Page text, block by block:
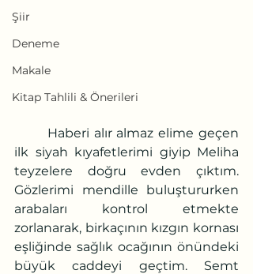
Şiir
Deneme
Makale
Kitap Tahlili & Önerileri
ilk siyah kıyafetlerimi giyip Meliha
teyzelere doğru evden çıktım.
Gözlerimi mendille buluştururken
arabaları kontrol etmekte
zorlanarak, birkaçının kızgın kornası
eşliğinde sağlık ocağının önündeki
büyük caddeyi geçtim. Semt